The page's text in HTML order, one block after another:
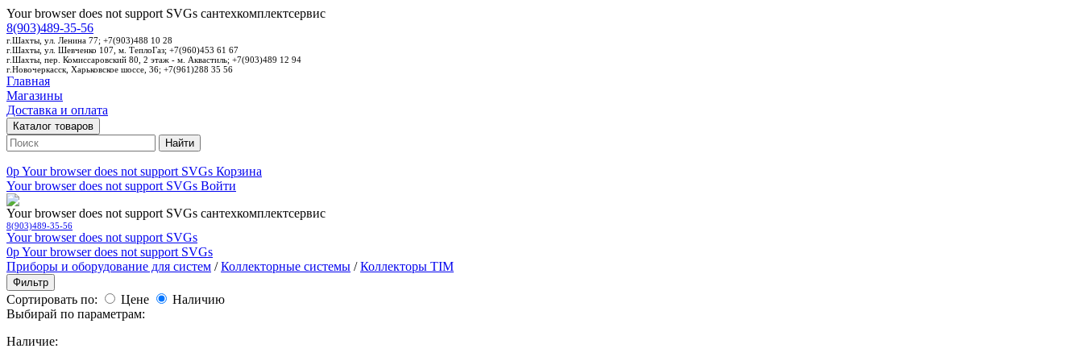
Your browser does not support SVGs сантехкомплектсервис
8(903)489-35-56
г.Шахты, ул. Ленина 77; +7(903)488 10 28
г.Шахты, ул. Шевченко 107, м. ТеплоГаз; +7(960)453 61 67
г.Шахты, пер. Комиссаровский 80, 2 этаж - м. Аквастиль; +7(903)489 12 94
г.Новочеркасск, Харьковское шоссе, 36; +7(961)288 35 56
Главная
Магазины
Доставка и оплата
Каталог товаров
Найти
0pYour browser does not support SVGs Корзина
Your browser does not support SVGs Войти
Your browser does not support SVGs сантехкомплектсервис
8(903)489-35-56
Your browser does not support SVGs
0pYour browser does not support SVGs
Приборы и оборудование для систем /Коллекторные системы /Коллекторы TIM
Фильтр
Сортировать по: Цене
Наличию
Выбирай по параметрам:
Наличие: